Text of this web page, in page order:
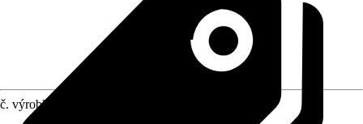
č. výrobku